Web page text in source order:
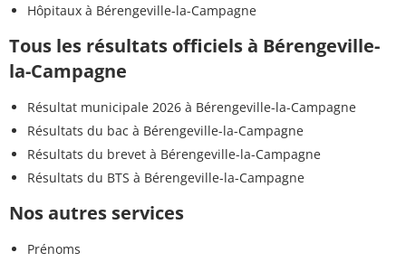
Hôpitaux à Bérengeville-la-Campagne
Tous les résultats officiels à Bérengeville-
la-Campagne
Résultat municipale 2026 à Bérengeville-la-Campagne
Résultats du bac à Bérengeville-la-Campagne
Résultats du brevet à Bérengeville-la-Campagne
Résultats du BTS à Bérengeville-la-Campagne
Nos autres services
Prénoms